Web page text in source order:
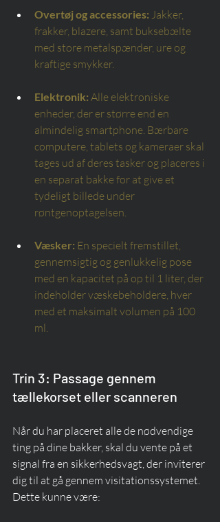
Overtøj og accessories: Jakker,
frakker, blazere, samt buksebælte
med store metalspænder, ure og
kraftige smykker.
Elektronik: Alle elektroniske
enheder, der er større end en
almindelig smartphone. Bærbare
computere, tablets og kameraer skal
tages ud af deres tasker og placeres i
en separat bakke for at give et
tydeligt billede under
røntgenoptagelsen.
Væsker: En specielt fremstillet,
gennemsigtig og genlukkelig pose
med en kapacitet på op til 1 liter, der
indeholder væskebeholdere, hver
med et maksimalt volumen på 100
ml.
Trin 3: Passage gennem
tællekorset eller scanneren
Når du har placeret alle de nødvendige
ting på dine bakker, skal du vente på et
signal fra en sikkerhedsvagt, der inviterer
dig til at gå gennem visitationssystemet.
Dette kunne være: